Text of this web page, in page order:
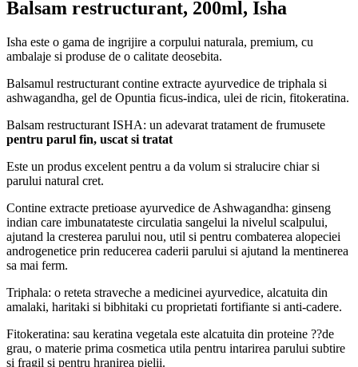
Balsam restructurant, 200ml, Isha
Isha este o gama de ingrijire a corpului naturala, premium, cu
ambalaje si produse de o calitate deosebita.
Balsamul restructurant contine extracte ayurvedice de triphala si
ashwagandha, gel de Opuntia ficus-indica, ulei de ricin, fitokeratina.
Balsam restructurant ISHA: un adevarat tratament de frumusete
pentru parul fin, uscat si tratat
Este un produs excelent pentru a da volum si stralucire chiar si
parului natural cret.
Contine extracte pretioase ayurvedice de Ashwagandha: ginseng
indian care imbunatateste circulatia sangelui la nivelul scalpului,
ajutand la cresterea parului nou, util si pentru combaterea alopeciei
androgenetice prin reducerea caderii parului si ajutand la mentinerea
sa mai ferm.
Triphala: o reteta straveche a medicinei ayurvedice, alcatuita din
amalaki, haritaki si bibhitaki cu proprietati fortifiante si anti-cadere.
Fitokeratina: sau keratina vegetala este alcatuita din proteine ??de
grau, o materie prima cosmetica utila pentru intarirea parului subtire
si fragil si pentru hranirea pielii.